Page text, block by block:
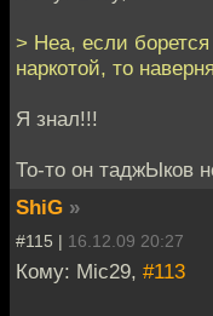
> Неа, если
наркотой, то
Я знал!!!
То-то он таджЫков
ShiG »
#115 | 16.12.09 20:27
Кому: Mic29, #113